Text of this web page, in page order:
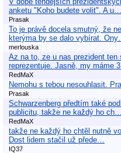
anketu "Koho budete volit". A u…
Prasak
To je právě docela smutný, že
kterýma by se dalo vybírat. Ony…
merlouska
Az na to, ze u nas prezident
reprezentuje. Jasně, my máme
RedMaX
Nemohu s tebou nesouhlasit.
Prasak
Schwarzenberg předtím také
publicitu, takže ne každý ho ch…
RedMaX
takže ne každý ho chtěl nutně
Dost lidem stačil už přede…
IQ37